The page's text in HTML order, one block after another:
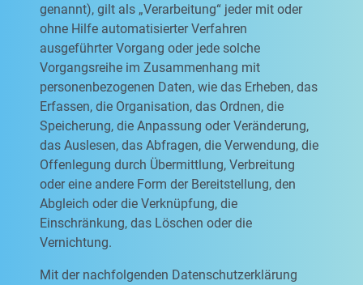
genannt), gilt als „Verarbeitung“ jeder mit oder
ohne Hilfe automatisierter Verfahren
ausgeführter Vorgang oder jede solche
Vorgangsreihe im Zusammenhang mit
personenbezogenen Daten, wie das Erheben, das
Erfassen, die Organisation, das Ordnen, die
Speicherung, die Anpassung oder Veränderung,
das Auslesen, das Abfragen, die Verwendung, die
Offenlegung durch Übermittlung, Verbreitung
oder eine andere Form der Bereitstellung, den
Abgleich oder die Verknüpfung, die
Einschränkung, das Löschen oder die
Vernichtung.
Mit der nachfolgenden Datenschutzerklärung